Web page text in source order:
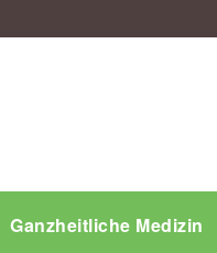
Ganzheitliche Medizin